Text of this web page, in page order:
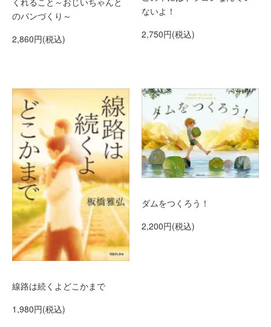
のパンづくり～
2,860円(税込)
ないよ！
2,750円(税込)
線路は続くよどこかまで
1,980円(税込)
ダムをつくろう！
2,200円(税込)